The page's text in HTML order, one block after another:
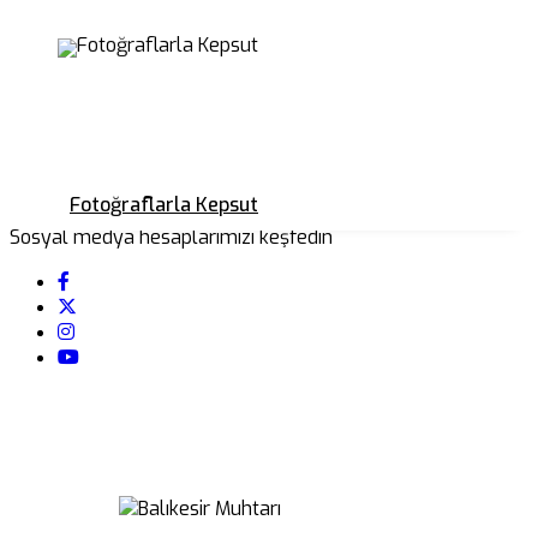
Fotoğraflarla Kepsut
Sosyal medya hesaplarımızı keşfedin